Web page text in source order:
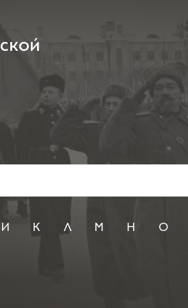
И К Л М Н О